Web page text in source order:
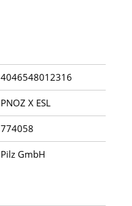
4046548012316
PNOZ X ESL
774058
Pilz GmbH